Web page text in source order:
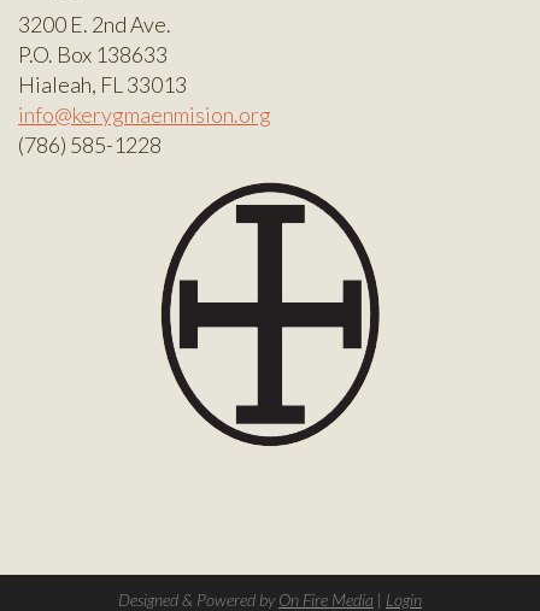
3200 E. 2nd Ave.
P.O. Box 138633
Hialeah, FL 33013
info@kerygmaenmision.org
(786) 585-1228
Designed & Powered byOn Fire Media Login